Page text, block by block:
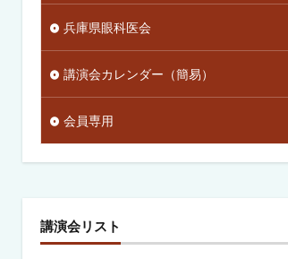
兵庫県眼科医会
講演会カレンダー（簡易）
会員専用
講演会リスト